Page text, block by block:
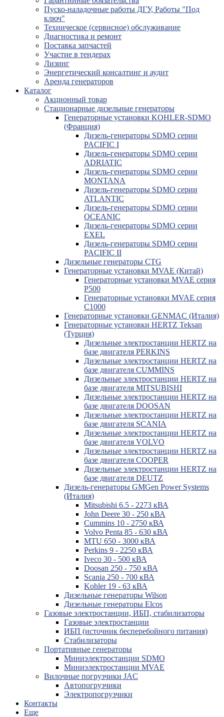
Пуско-наладочные работы ДГУ, Работы "Под
ключ"
Техническое (сервисное) обслуживание
Диагностика и ремонт
Поставка запчастей
Участие в тендерах
Лизинг
Энергетический консалтинг и аудит
Аренда генераторов
Каталог
Акционный товар
Стационарные дизельные генераторы
Генераторные установки KOHLER-SDMO
(Франция)
Дизель-генераторы SDMO серии
PACIFIC I
Дизель-генераторы SDMO серии
ADRIATIC
Дизель-генераторы SDMO серии
MONTANA
Дизель-генераторы SDMO серии
ATLANTIC
Дизель-генераторы SDMO серии
OCEANIC
Дизель-генераторы SDMO серии
EXEL
Дизель-генераторы SDMO серии
PACIFIC II
Дизельные генераторы CTG
Генераторные установки MVAE (Китай)
Генераторные установки MVAE серия
P500
Генераторные установки MVAE серия
C1000
Генераторные установки GENMAC (Италия)
Генераторные установки HERTZ Teksan
(Турция)
Дизельные электростанции HERTZ на
базе двигателя PERKINS
Дизельные электростанции HERTZ на
базе двигателя CUMMINS
Дизельные электростанции HERTZ на
базе двигателя MITSUBISHI
Дизельные электростанции HERTZ на
базе двигателя DOOSAN
Дизельные электростанции HERTZ на
базе двигателя SCANIA
Дизельные электростанции HERTZ на
базе двигателя VOLVO
Дизельные электростанции HERTZ на
базе двигателя COOPER
Дизельные электростанции HERTZ на
базе двигателя DEUTZ
Дизель-генераторы GMGen Power Systems
(Италия)
Mitsubishi 6.5 - 2273 кВА
John Deere 30 - 250 кВА
Cummins 10 - 2750 кВА
Volvo Penta 85 - 630 кВА
MTU 650 - 3000 кВА
Perkins 9 - 2250 кВА
Iveco 30 - 500 кВА
Doosan 250 - 750 кВА
Scania 250 - 700 кВА
Kohler 19 - 63 кВА
Дизельные генераторы Wilson
Дизельные генераторы Elcos
Газовые электростанции, ИБП, стабилизаторы
Газовые электростанции
ИБП (источник бесперебойного питания)
Стабилизаторы
Портативные генераторы
Миниэлектростанции SDMO
Миниэлектростанции MVAE
Вилочные погрузчики JAC
Авто­погрузчики
Электро­погрузчики
Контакты
Еще